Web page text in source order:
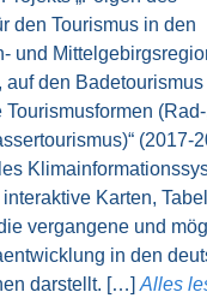
den Tourismus in den
und
auf den Badetourismus
(2017-
Karten,
vergangene und
in den
darstellt. […] Alles